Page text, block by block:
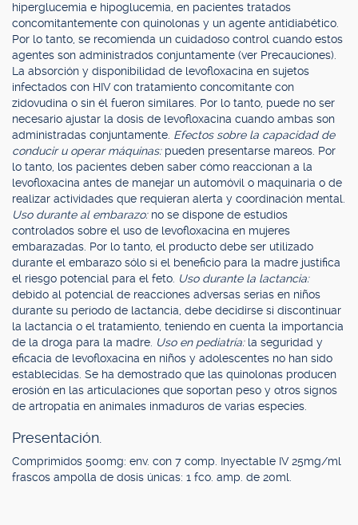
hiperglucemia e hipoglucemia, en pacientes tratados
concomitantemente con quinolonas y un agente antidiabético.
Por lo tanto, se recomienda un cuidadoso control cuando estos
agentes son administrados conjuntamente (ver Precauciones).
La absorción y disponibilidad de levofloxacina en sujetos
infectados con HIV con tratamiento concomitante con
zidovudina o sin él fueron similares. Por lo tanto, puede no ser
necesario ajustar la dosis de levofloxacina cuando ambas son
administradas conjuntamente. Efectos sobre la capacidad de
conducir u operar máquinas: pueden presentarse mareos. Por
lo tanto, los pacientes deben saber cómo reaccionan a la
levofloxacina antes de manejar un automóvil o maquinaria o de
realizar actividades que requieran alerta y coordinación mental.
Uso durante al embarazo: no se dispone de estudios
controlados sobre el uso de levofloxacina en mujeres
embarazadas. Por lo tanto, el producto debe ser utilizado
durante el embarazo sólo si el beneficio para la madre justifica
el riesgo potencial para el feto. Uso durante la lactancia:
debido al potencial de reacciones adversas serias en niños
durante su período de lactancia, debe decidirse si discontinuar
la lactancia o el tratamiento, teniendo en cuenta la importancia
de la droga para la madre. Uso en pediatría: la seguridad y
eficacia de levofloxacina en niños y adolescentes no han sido
establecidas. Se ha demostrado que las quinolonas producen
erosión en las articulaciones que soportan peso y otros signos
de artropatía en animales inmaduros de varias especies.
Presentación.
Comprimidos 500mg: env. con 7 comp. Inyectable IV 25mg/ml
frascos ampolla de dosis únicas: 1 fco. amp. de 20ml.